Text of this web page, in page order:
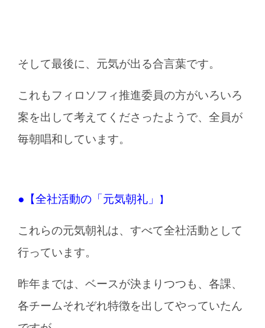
そして最後に、元気が出る合言葉です。
これもフィロソフィ推進委員の方がいろいろ
案を出して考えてくださったようで、全員が
毎朝唱和しています。
●【全社活動の「元気朝礼」 】
これらの元気朝礼は、すべて全社活動として
行っています。
昨年までは、ベースが決まりつつも、各課、
各チームそれぞれ特徴を出してやっていたん